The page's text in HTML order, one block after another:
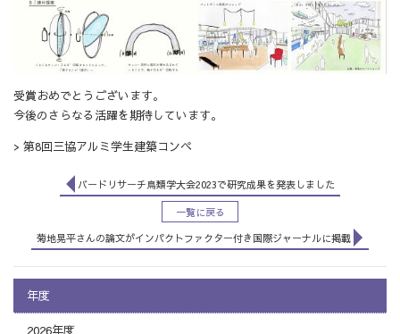
受賞おめでとうございます。
今後のさらなる活躍を期待しています。
> 第8回三協アルミ学生建築コンペ
バードリサーチ鳥類学大会2023で研究成果を発表しました
一覧に戻る
菊地晃平さんの論文がインパクトファクター付き国際ジャーナルに掲載
年度
2026年度